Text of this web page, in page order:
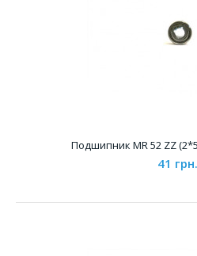
Подшипник MR 52 ZZ
41 грн.